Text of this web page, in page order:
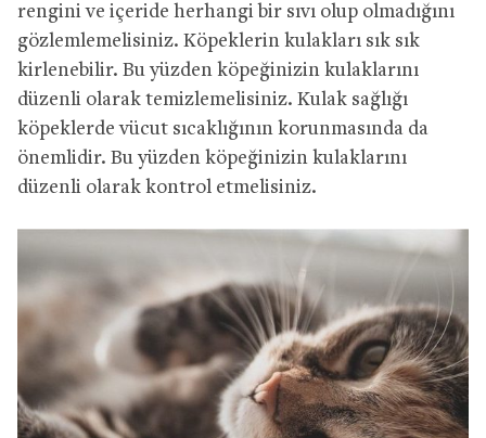
rengini ve içeride herhangi bir sıvı olup olmadığını
gözlemlemelisiniz. Köpeklerin kulakları sık sık
kirlenebilir. Bu yüzden köpeğinizin kulaklarını
düzenli olarak temizlemelisiniz. Kulak sağlığı
köpeklerde vücut sıcaklığının korunmasında da
önemlidir. Bu yüzden köpeğinizin kulaklarını
düzenli olarak kontrol etmelisiniz.